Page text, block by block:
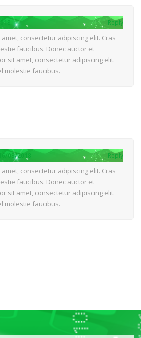
Reply
consectetur adipiscing elit. Cras
faucibus. Donec auctor et
sit amet, consectetur adipiscing elit.
molestie faucibus.
08/2018 Reply
consectetur adipiscing elit. Cras
faucibus. Donec auctor et
sit amet, consectetur adipiscing elit.
molestie faucibus.